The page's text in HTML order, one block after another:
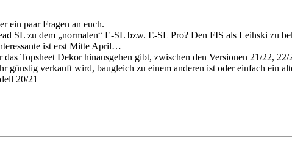
ein paar Fragen an euch.
SL zu dem „normalen“ E-SL bzw. E-SL Pro? Den FIS als Leihski zu
ist erst Mitte April…
Topsheet Dekor hinausgehen gibt, zwischen den Versionen 21/22,
günstig verkauft wird, baugleich zu einem anderen ist oder einfach ein
20/21